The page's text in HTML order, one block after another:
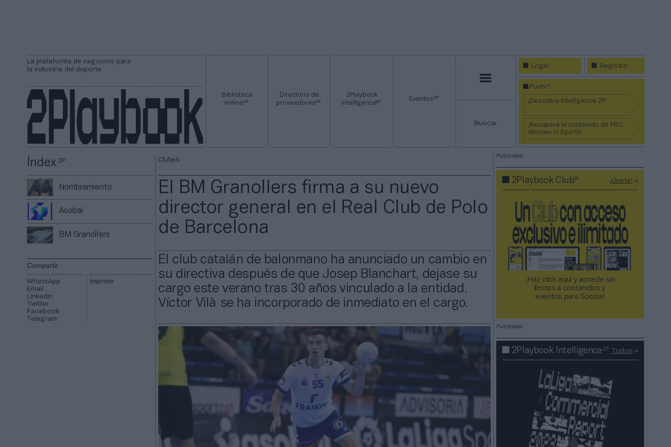
La plataforma de negocios para
la industria del deporte
Biblioteca
online2P
Directorio de
proveedores2P
2Playbook
Intelligence2P Eventos2P
Buscar
Login Registro
Push2P
¡Descubre Intelligence 2P!
¡Recupera el contenido de PRO
Women in Sports!
Índex2P
Nombramiento
Asobal
BM Granollers
Compartir
WhatsApp
Email
Linkedin
Twitter
Facebook
Telegram
Imprimir
Clubes
El BM Granollers firma a su nuevo
director general en el Real Club de Polo
de Barcelona
El club catalán de balonmano ha anunciado un cambio en
su directiva después de que Josep Blanchart, dejase su
cargo este verano tras 30 años vinculado a la entidad.
Víctor Vilà se ha incorporado de inmediato en el cargo.
Publicidad
2Playbook Club2P ¡Únete!
¡Haz click aquí y accede sin
límites a contenidos y
eventos para Socios!​​​​​​​
Publicidad
2Playbook Intelligence2P Todos